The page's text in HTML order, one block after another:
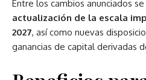
Entre los cambios anunciados
actualización de la escala
2027, así como nuevas
ganancias de capital derivadas